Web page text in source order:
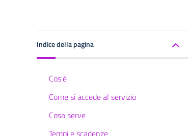
Indice della pagina
Cos'è
Come si accede al servizio
Cosa serve
Tempi e scadenze